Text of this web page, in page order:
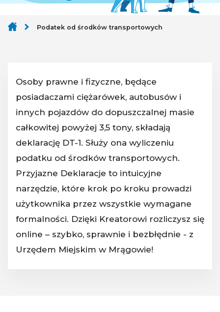
Podatek od środków transportowych
Osoby prawne i fizyczne, będące
posiadaczami ciężarówek, autobusów i
innych pojazdów do dopuszczalnej masie
całkowitej powyżej 3,5 tony, składają
deklarację DT-1. Służy ona wyliczeniu
podatku od środków transportowych.
Przyjazne Deklaracje to intuicyjne
narzędzie, które krok po kroku prowadzi
użytkownika przez wszystkie wymagane
formalności. Dzięki Kreatorowi rozliczysz się
online – szybko, sprawnie i bezbłędnie - z
Urzędem Miejskim w Mrągowie!